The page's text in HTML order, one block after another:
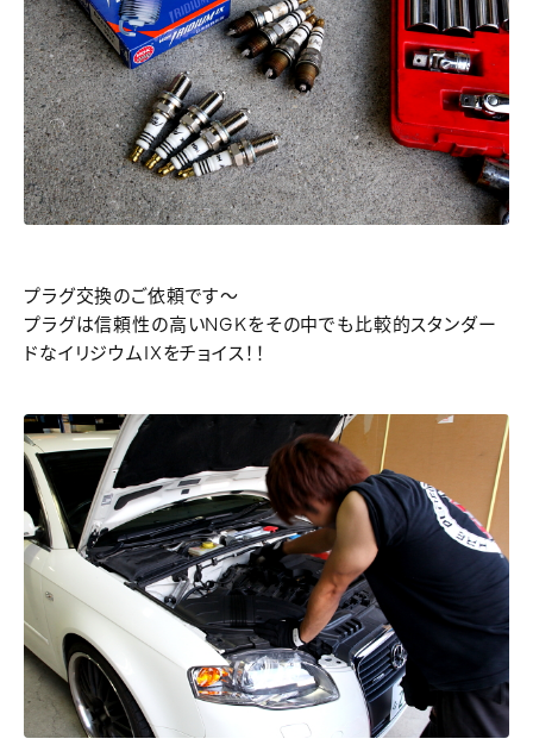
プラグ交換のご依頼です～
プラグは信頼性の高いNGKをその中でも比較的スタンダー
ドなイリジウムIXをチョイス！！